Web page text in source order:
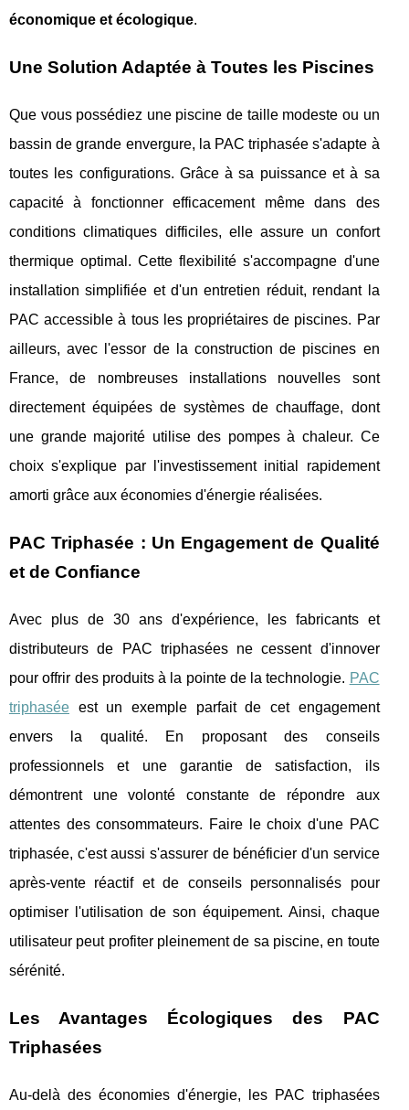
économique et écologique.
Une Solution Adaptée à Toutes les Piscines
Que vous possédiez une piscine de taille modeste ou un
bassin de grande envergure, la PAC triphasée s'adapte à
toutes les configurations. Grâce à sa puissance et à sa
capacité à fonctionner efficacement même dans des
conditions climatiques difficiles, elle assure un confort
thermique optimal. Cette flexibilité s'accompagne d'une
installation simplifiée et d'un entretien réduit, rendant la
PAC accessible à tous les propriétaires de piscines. Par
ailleurs, avec l'essor de la construction de piscines en
France, de nombreuses installations nouvelles sont
directement équipées de systèmes de chauffage, dont
une grande majorité utilise des pompes à chaleur. Ce
choix s'explique par l'investissement initial rapidement
amorti grâce aux économies d'énergie réalisées.
PAC Triphasée : Un Engagement de Qualité
et de Confiance
Avec plus de 30 ans d'expérience, les fabricants et
distributeurs de PAC triphasées ne cessent d'innover
pour offrir des produits à la pointe de la technologie. PAC
triphasée est un exemple parfait de cet engagement
envers la qualité. En proposant des conseils
professionnels et une garantie de satisfaction, ils
démontrent une volonté constante de répondre aux
attentes des consommateurs. Faire le choix d'une PAC
triphasée, c'est aussi s'assurer de bénéficier d'un service
après-vente réactif et de conseils personnalisés pour
optimiser l'utilisation de son équipement. Ainsi, chaque
utilisateur peut profiter pleinement de sa piscine, en toute
sérénité.
Les Avantages Écologiques des PAC
Triphasées
Au-delà des économies d'énergie, les PAC triphasées